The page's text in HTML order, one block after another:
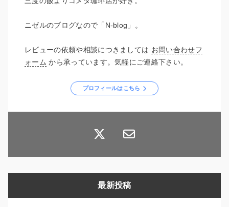
ニゼルのブログなので「N-blog」。
レビューの依頼や相談につきましては お問い合わせフ
ォーム から承っています。気軽にご連絡下さい。
プロフィールはこちら
最新投稿